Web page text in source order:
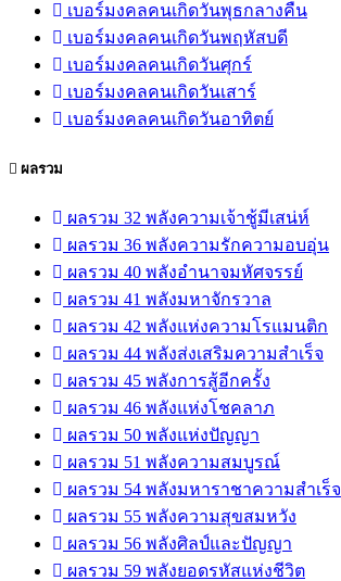
เบอร์มงคลคนเกิดวันพุธกลางคืน
เบอร์มงคลคนเกิดวันพฤหัสบดี
เบอร์มงคลคนเกิดวันศุกร์
เบอร์มงคลคนเกิดวันเสาร์
เบอร์มงคลคนเกิดวันอาทิตย์
ผลรวม
ผลรวม 32 พลังความเจ้าชู้มีเสน่ห์
ผลรวม 36 พลังความรักความอบอุ่น
ผลรวม 40 พลังอำนาจมหัศจรรย์
ผลรวม 41 พลังมหาจักรวาล
ผลรวม 42 พลังแห่งความโรแมนติก
ผลรวม 44 พลังส่งเสริมความสำเร็จ
ผลรวม 45 พลังการสู้อีกครั้ง
ผลรวม 46 พลังแห่งโชคลาภ
ผลรวม 50 พลังแห่งปัญญา
ผลรวม 51 พลังความสมบูรณ์
ผลรวม 54 พลังมหาราชาความสำเร็จ
ผลรวม 55 พลังความสุขสมหวัง
ผลรวม 56 พลังศิลป์และปัญญา
ผลรวม 59 พลังยอดรหัสแห่งชีวิต